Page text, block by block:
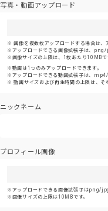
写真・動画アップロード
画像を複数枚アップロードする場合は
アップロードできる画像拡張子は、
画像サイズの上限は、1枚あたり10MBで
動画は1つのみアップロードできます。
アップロードできる動画拡張子は、mp4/
動画サイズおよび再生時間の上限は、そ
ニックネーム
プロフィール画像
アップロードできる画像拡張子はpng/
画像サイズの上限は10MBです。